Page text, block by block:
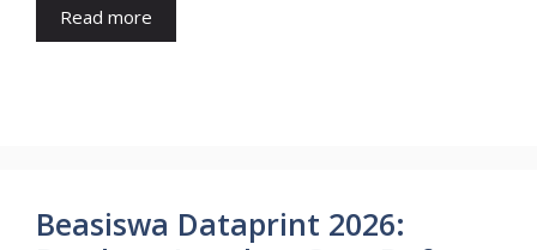
Read more
Beasiswa Dataprint 2026: